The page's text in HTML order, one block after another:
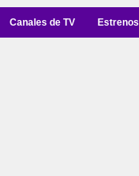
Canales de TV Estrenos